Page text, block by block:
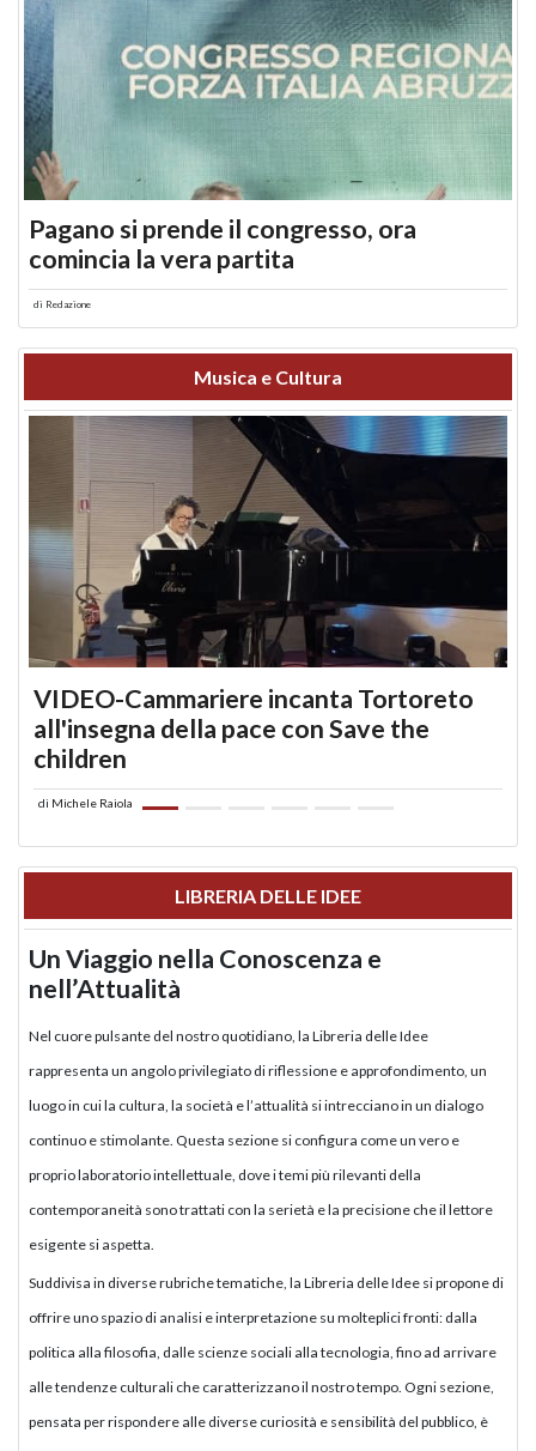
Pagano si prende il congresso, ora
comincia la vera partita
di Redazione
Musica e Cultura
VIDEO-Cammariere incanta Tortoreto
all'insegna della pace con Save the
children
di Michele Raiola
LIBRERIA DELLE IDEE
Un Viaggio nella Conoscenza e
nell’Attualità
Nel cuore pulsante del nostro quotidiano, la Libreria delle Idee
rappresenta un angolo privilegiato di riflessione e approfondimento, un
luogo in cui la cultura, la società e l’attualità si intrecciano in un dialogo
continuo e stimolante. Questa sezione si configura come un vero e
proprio laboratorio intellettuale, dove i temi più rilevanti della
contemporaneità sono trattati con la serietà e la precisione che il lettore
esigente si aspetta.
Suddivisa in diverse rubriche tematiche, la Libreria delle Idee si propone di
offrire uno spazio di analisi e interpretazione su molteplici fronti: dalla
politica alla filosofia, dalle scienze sociali alla tecnologia, fino ad arrivare
alle tendenze culturali che caratterizzano il nostro tempo. Ogni sezione,
pensata per rispondere alle diverse curiosità e sensibilità del pubblico, è